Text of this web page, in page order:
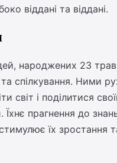
віддані та віддані.
народжених 23
спілкування. Ними
світ і поділитися
прагнення до
їх зростання